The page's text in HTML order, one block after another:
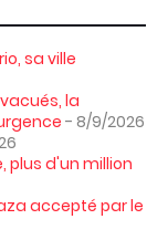
sa ville
la
- 8/9/2026
plus d'un million
accepté par le